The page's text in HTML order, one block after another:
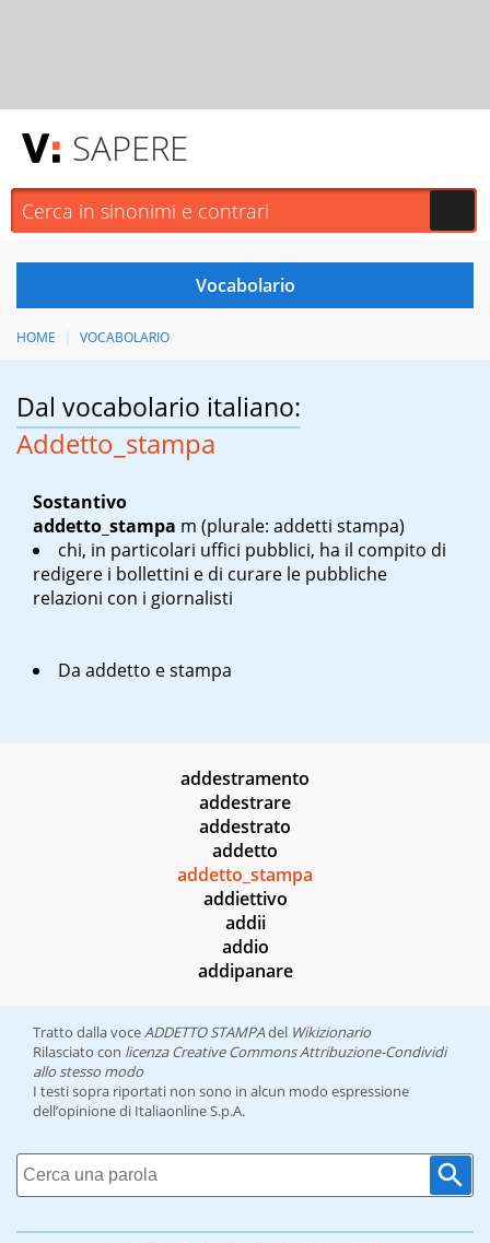
SAPERE
HOME VOCABOLARIO
Dal vocabolario italiano:
Addetto_stampa
Sostantivo
addetto_stampa m (plurale: addetti stampa)
chi, in particolari uffici pubblici, ha il compito di
redigere i bollettini e di curare le pubbliche
relazioni con i giornalisti
Da addetto estampa
addestramento
addestrare
addestrato
addetto
addetto_stampa
addiettivo
addii
addio
addipanare
Tratto dalla voceADDETTO STAMPAdel Wikizionario
Rilasciato con licenza Creative Commons Attribuzione-Condividi
allo stesso modo
I testi sopra riportati non sono in alcun modo espressione
dell’opinione di Italiaonline S.p.A.